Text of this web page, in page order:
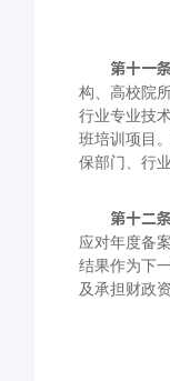
第十一条
构、高校院
行业专业技
班培训项目
保部门、行
第十二条
应对年度备
结果作为下
及承担财政